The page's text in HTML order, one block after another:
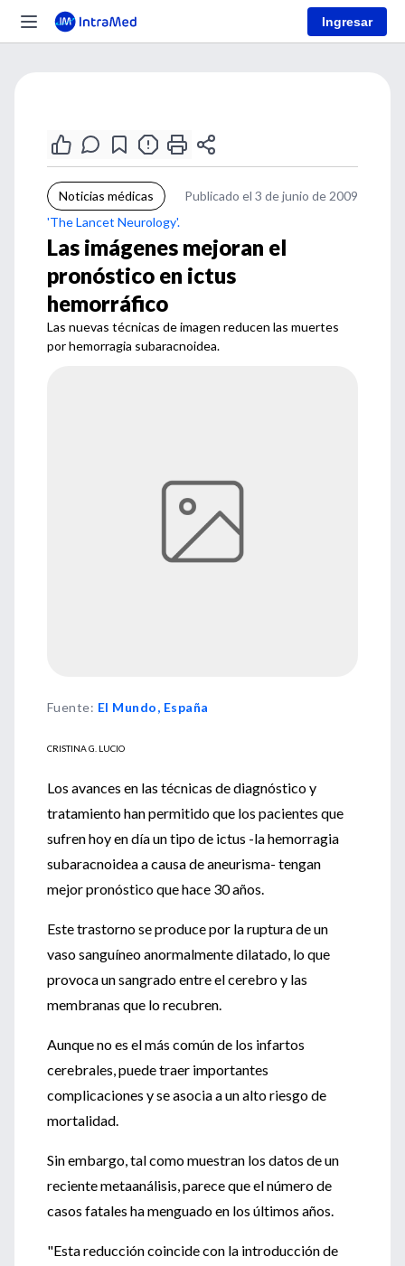
Ingresar
Noticias médicas
Publicado el 3 de junio de 2009
'The Lancet Neurology'.
Las imágenes mejoran el
pronóstico en ictus
hemorráfico
Las nuevas técnicas de imagen reducen las muertes
por hemorragia subaracnoidea.
Fuente: El Mundo, España
CRISTINA G. LUCIO
Los avances en las técnicas de diagnóstico y
tratamiento han permitido que los pacientes que
sufren hoy en día un tipo de ictus -la hemorragia
subaracnoidea a causa de aneurisma- tengan
mejor pronóstico que hace 30 años.
Este trastorno se produce por la ruptura de un
vaso sanguíneo anormalmente dilatado, lo que
provoca un sangrado entre el cerebro y las
membranas que lo recubren.
Aunque no es el más común de los infartos
cerebrales, puede traer importantes
complicaciones y se asocia a un alto riesgo de
mortalidad.
Sin embargo, tal como muestran los datos de un
reciente metaanálisis, parece que el número de
casos fatales ha menguado en los últimos años.
"Esta reducción coincide con la introducción de